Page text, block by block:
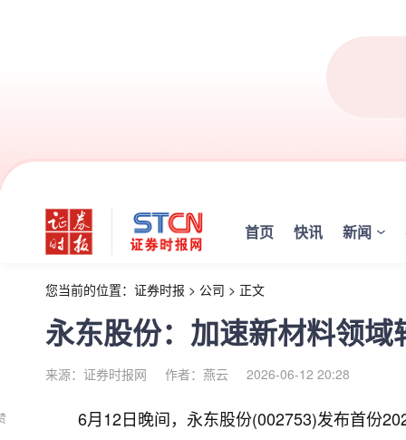
首页 快讯 新闻
您当前的位置： 证券时报 > 公司 > 正文
永东股份：加速新材料领
来源：证券时报网 作者：燕云 2026-06-12 20:28
6月12日晚间，永东股份(002753)发布首份